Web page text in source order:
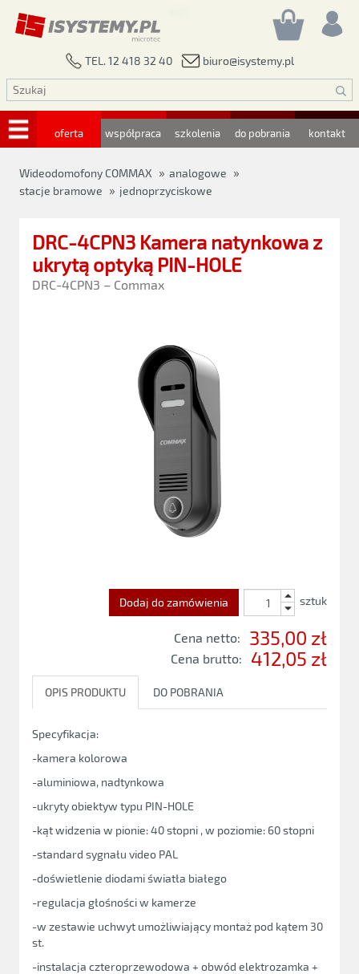
TEL. 12 418 32 40 biuro@isystemy.pl
oferta współpraca szkolenia do pobrania kontakt
Wideodomofony COMMAX » analogowe »
stacje bramowe » jednoprzyciskowe
DRC-4CPN3 Kamera natynkowa z
ukrytą optyką PIN-HOLE
DRC-4CPN3 – Commax
Dodaj do zamówienia sztuk
Cena netto: 335,00 zł
Cena brutto: 412,05 zł
OPIS PRODUKTU DO POBRANIA
Specyfikacja:
-kamera kolorowa
-aluminiowa, nadtynkowa
-ukryty obiektyw typu PIN-HOLE
-kąt widzenia w pionie: 40 stopni , w poziomie: 60 stopni
-standard sygnału video PAL
-doświetlenie diodami światła białego
-regulacja głośności w kamerze
-w zestawie uchwyt umożliwiający montaż pod kątem 30
st.
-instalacja czteroprzewodowa + obwód elektrozamka +